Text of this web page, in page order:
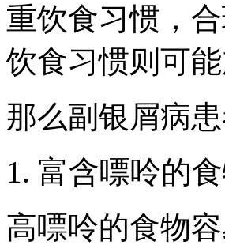
重饮食习惯，
饮食习惯则可
那么副银屑病
1. 富含嘌呤的
高嘌呤的食物